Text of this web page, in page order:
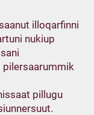
illoqarfinni
nukiup
pillugu